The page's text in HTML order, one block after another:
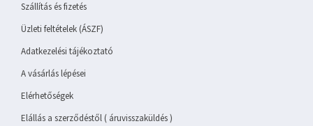
Szállítás és fizetés
Üzleti feltételek (ÁSZF)
Adatkezelési tájékoztató
A vásárlás lépései
Elérhetőségek
Elállás a szerződéstől ( áruvisszaküldés )